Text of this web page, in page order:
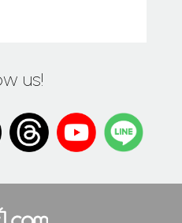
us!